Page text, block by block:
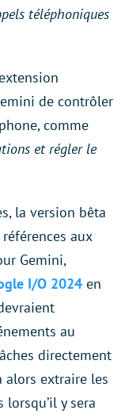
téléphoniques
de contrôler
comme
et régler le
la version bêta
aux
Gemini,
I/O 2024 en
au
directement
alors extraire les
y sera